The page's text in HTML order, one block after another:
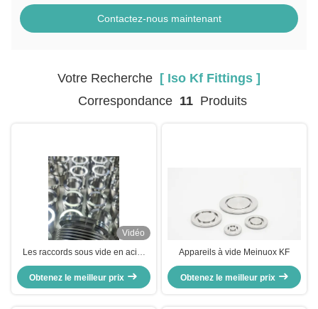
Contactez-nous maintenant
Votre Recherche [ Iso Kf Fittings ]
Correspondance 11 Produits
Vidéo
Les raccords sous vide en acier
inoxydable ISO KF sont
électropolisés pour une
connexion parfaite
Obtenez le meilleur prix
Appareils à vide Meinuox KF
Obtenez le meilleur prix